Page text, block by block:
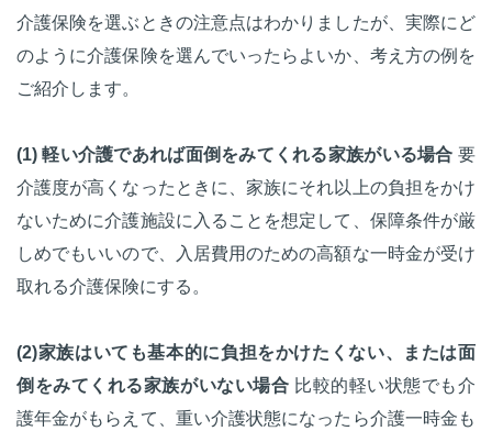
介護保険を選ぶときの注意点はわかりましたが、実際にど
のように介護保険を選んでいったらよいか、考え方の例を
ご紹介します。
(1) 軽い介護であれば面倒をみてくれる家族がいる場合 要
介護度が高くなったときに、家族にそれ以上の負担をかけ
ないために介護施設に入ることを想定して、保障条件が厳
しめでもいいので、入居費用のための高額な一時金が受け
取れる介護保険にする。
(2)家族はいても基本的に負担をかけたくない、または面
倒をみてくれる家族がいない場合 比較的軽い状態でも介
護年金がもらえて、重い介護状態になったら介護一時金も